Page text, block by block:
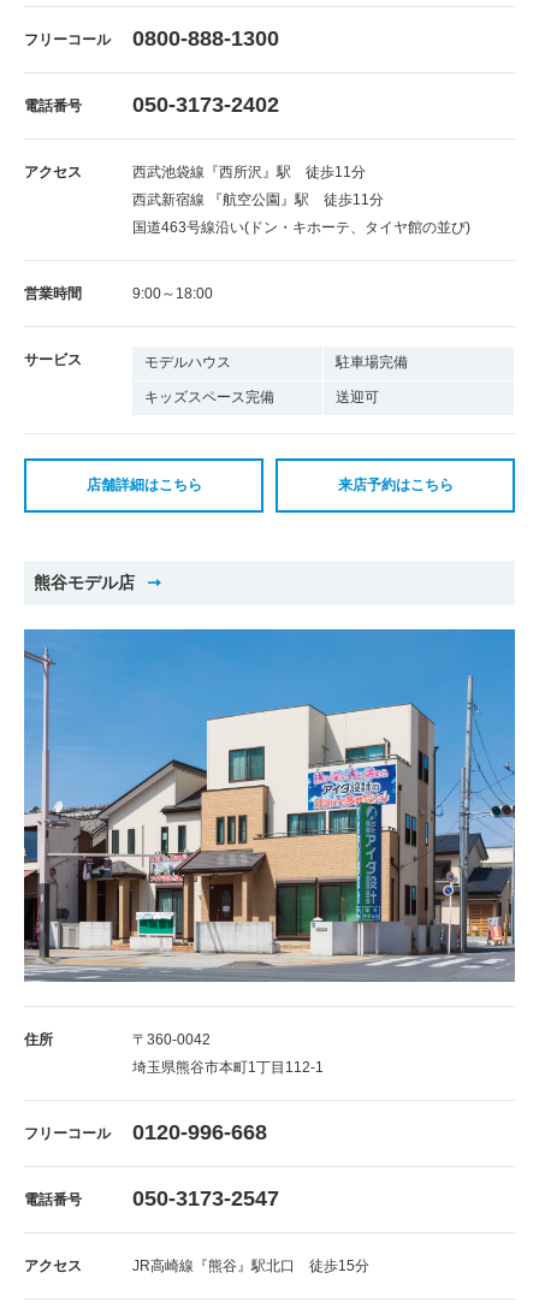
フリーコール 0800-888-1300
電話番号 050-3173-2402
アクセス
西武池袋線『西所沢』駅 徒歩11分
西武新宿線 『航空公園』駅 徒歩11分​
国道463号線沿い(ドン・キホーテ、タイヤ館の並び)
営業時間 9:00～18:00
サービス モデルハウス 駐車場完備
キッズスペース完備 送迎可
店舗詳細はこちら 来店予約はこちら
熊谷モデル店
住所
〒360-0042
埼玉県熊谷市本町1丁目112-1
フリーコール 0120-996-668
電話番号 050-3173-2547
アクセス JR高崎線『熊谷』駅北口 徒歩15分